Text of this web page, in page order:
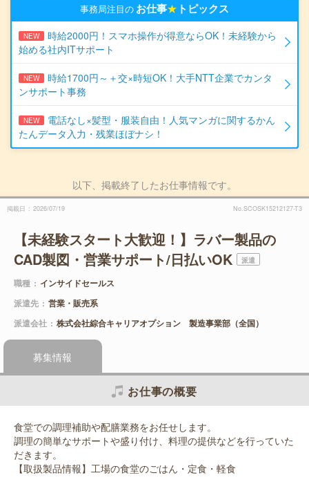
事務局注目の お仕事★ トピックス
NEW
時給2000円！スマホ操作が得意ならOK！未経験から
始める社内ITサポート
NEW
時給1700円～＋交×時短OK！大手NTT企業でカンタ
ンサポート事務
NEW
電話なし×髪型・服装自由！人気マンガに関するかん
たんデータ入力・残業ほぼナシ！
以下、掲載終了したお仕事情報です。
掲載日 2026/07/19 No.SCOSK15212127-T3
【未経験スタート大歓迎！】ラバー製品の
CAD製図・営業サポート/日払いOK
派遣
職種
インサイドセールス
派遣先
営業・販売系
派遣会社
株式会社綜合キャリアオプション 製造事業部（全国）
募集情報
お仕事の概要
食堂での調理補助や配膳業務をお任せします。
調理の簡単なサポートや盛り付け、料理の提供などを行っていた
だきます。
【取扱製品情報】工場の食堂のごはん・定食・軽食